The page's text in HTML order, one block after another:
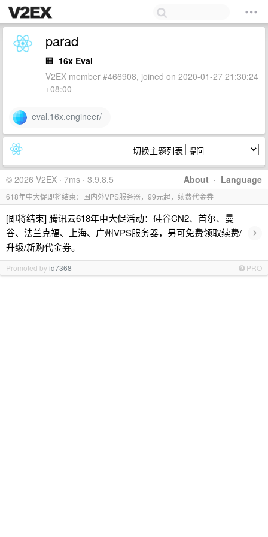
parad
🏢 16x Eval
V2EX member #466908, joined on 2020-01-27 21:30:24
+08:00
eval.16x.engineer/
切换主题列表
About · Language
© 2026 V2EX · 7ms · 3.9.8.5
618年中大促即将结束：国内外VPS服务器，99元起，续费代金券
[即将结束] 腾讯云618年中大促活动：硅谷CN2、首尔、曼
谷、法兰克福、上海、广州VPS服务器，另可免费领取续费/
升级/新购代金券。
›
Promoted byid7368 PRO